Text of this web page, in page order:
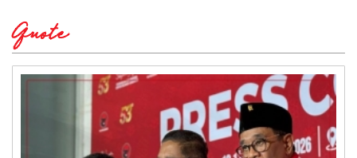
Quote